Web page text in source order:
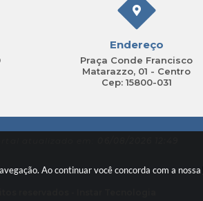
Ao continuar você concorda com a nossa
Endereço
Praça Conde Francisco
Matarazzo, 01 - Centro
Cep: 15800-031